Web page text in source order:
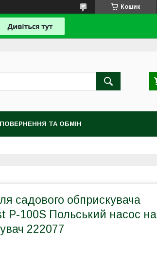
Кошик
ПОВЕРНЕННЯ ТА ОБМІН
садового обприскувача
P-100S Польський насос на
222077